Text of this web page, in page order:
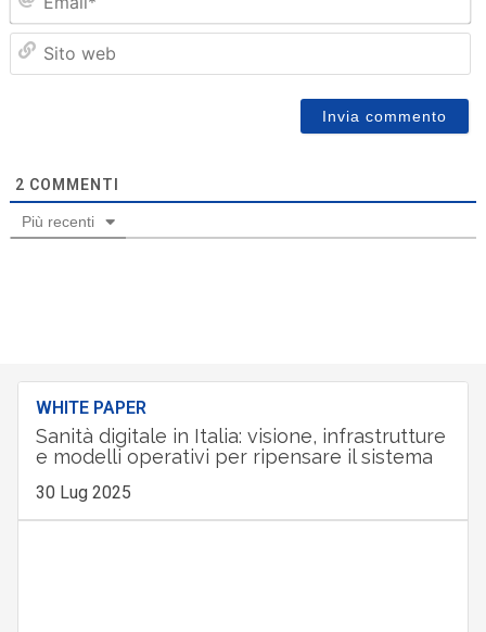
2 COMMENTI
Più recenti
WHITE PAPER
Sanità digitale in Italia: visione, infrastrutture
e modelli operativi per ripensare il sistema
30 Lug 2025